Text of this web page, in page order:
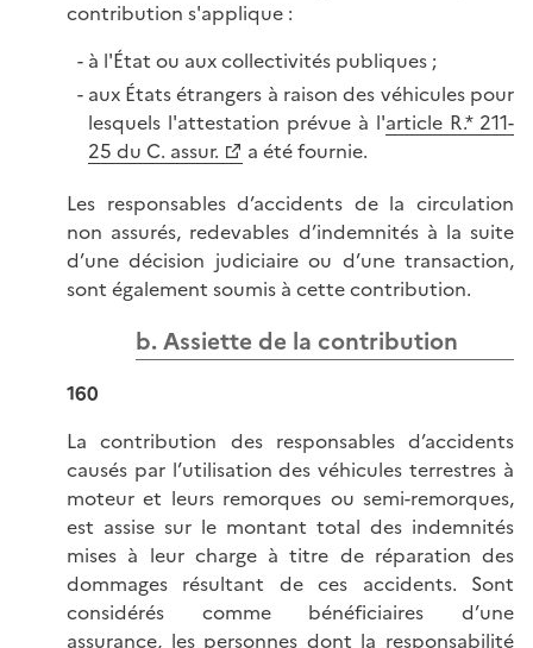
contribution s'applique :
à l'État ou aux collectivités publiques ;
aux États étrangers à raison des véhicules pour
lesquels l'attestation prévue à l'article R.* 211-
25 du C. assur.
a été fournie.
Les responsables d’accidents de la circulation
non assurés, redevables d’indemnités à la suite
d’une décision judiciaire ou d’une transaction,
sont également soumis à cette contribution.
b. Assiette de la contribution
160
La contribution des responsables d’accidents
causés par l’utilisation des véhicules terrestres à
moteur et leurs remorques ou semi-remorques,
est assise sur le montant total des indemnités
mises à leur charge à titre de réparation des
dommages résultant de ces accidents. Sont
considérés comme bénéficiaires d’une
assurance, les personnes dont la responsabilité